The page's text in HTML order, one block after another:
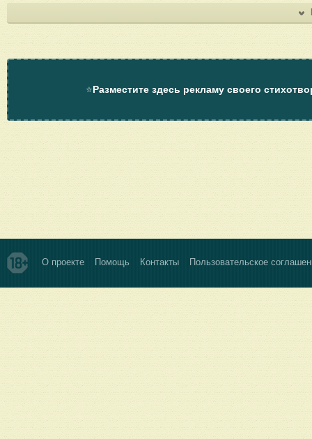
⭐Разместите здесь рекламу своего
О проекте Помощь Контакты Пользовательское